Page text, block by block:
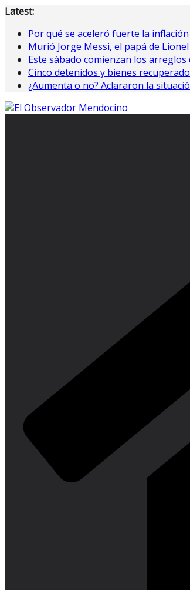
Saltar
contenido
Latest:
Por qué se aceleró fuerte la
Murió Jorge Messi, el papá de
Este sábado comienzan los
Cinco detenidos y bienes
¿Aumenta o no? Aclararon la